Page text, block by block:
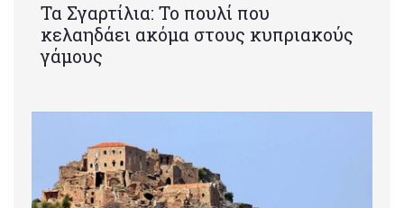
Τα Σγαρτίλια: Το πουλί που
κελαηδάει ακόμα στους κυπριακούς
γάμους